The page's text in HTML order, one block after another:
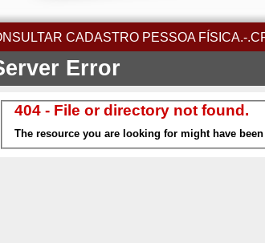
CADASTRO PESSOA FÍSICA.-